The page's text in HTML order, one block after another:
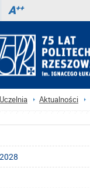
A++
Uczelnia Aktualności